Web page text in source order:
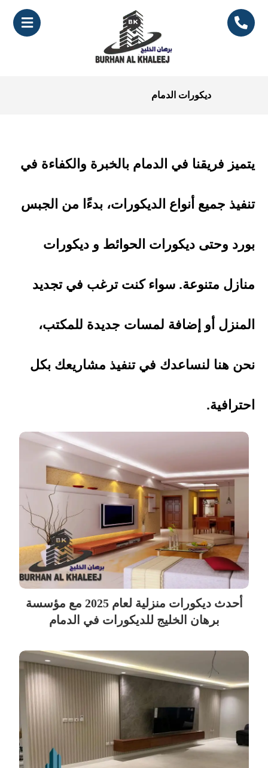
ديكورات الدمام
يتميز فريقنا في الدمام بالخبرة والكفاءة في
تنفيذ جميع أنواع الديكورات، بدءًا من الجبس
بورد وحتى ديكورات الحوائط و ديكورات
منازل متنوعة. سواء كنت ترغب في تجديد
المنزل أو إضافة لمسات جديدة للمكتب،
نحن هنا لنساعدك في تنفيذ مشاريعك بكل
احترافية.
أحدث ديكورات منزلية لعام 2025 مع مؤسسة
برهان الخليج للديكورات في الدمام